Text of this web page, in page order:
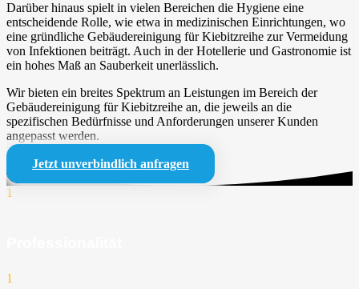
Darüber hinaus spielt in vielen Bereichen die Hygiene eine
entscheidende Rolle, wie etwa in medizinischen Einrichtungen, wo
eine gründliche Gebäudereinigung für Kiebitzreihe zur Vermeidung
von Infektionen beiträgt. Auch in der Hotellerie und Gastronomie ist
ein hohes Maß an Sauberkeit unerlässlich.
Wir bieten ein breites Spektrum an Leistungen im Bereich der
Gebäudereinigung für Kiebitzreihe an, die jeweils an die
spezifischen Bedürfnisse und Anforderungen unserer Kunden
angepasst werden.
Jetzt unverbindlich anfragen
1
1